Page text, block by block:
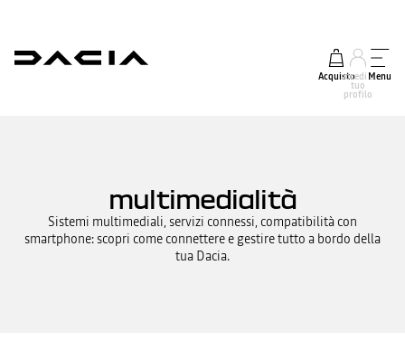
Acquistoaccedi al
tuo
profilo
Menu
multimedialità
Sistemi multimediali, servizi connessi, compatibilità con
smartphone: scopri come connettere e gestire tutto a bordo della
tua Dacia.